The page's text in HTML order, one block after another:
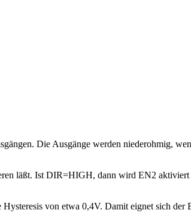
Die Ausgänge werden niederohmig,
läßt. Ist DIR=HIGH, dann wird EN2
von etwa 0,4V. Damit eignet sich